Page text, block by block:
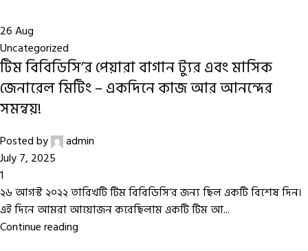
26Aug
Uncategorized
টিম বিবিডিসি’র পেয়ারা বাগান ট্যুর এবং মাসিক
জেনারেল মিটিং – একদিনে কাজ আর আনন্দের
সমন্বয়!
Posted by
admin
July 7, 2025
1
২৬ আগস্ট ২০২২ তারিখটি টিম বিবিডিসি’র জন্য ছিল একটি বিশেষ দিন।
এই দিনে আমরা আয়োজন করেছিলাম একটি টিম আ...
Continue reading